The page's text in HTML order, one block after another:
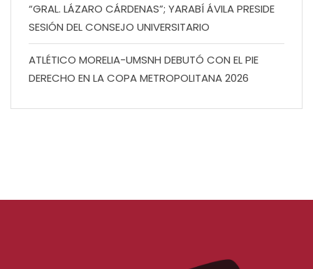
“GRAL. LÁZARO CÁRDENAS”; YARABÍ ÁVILA PRESIDE
SESIÓN DEL CONSEJO UNIVERSITARIO
ATLÉTICO MORELIA-UMSNH DEBUTÓ CON EL PIE
DERECHO EN LA COPA METROPOLITANA 2026